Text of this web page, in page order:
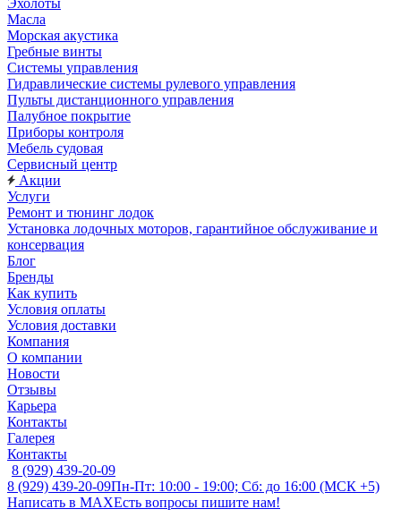
Эхолоты
Масла
Морская акустика
Гребные винты
Системы управления
Гидравлические системы рулевого управления
Пульты дистанционного управления
Палубное покрытие
Приборы контроля
Мебель судовая
Сервисный центр
Акции
Услуги
Ремонт и тюнинг лодок
Установка лодочных моторов, гарантийное обслуживание и
консервация
Блог
Бренды
Как купить
Условия оплаты
Условия доставки
Компания
О компании
Новости
Отзывы
Карьера
Контакты
Галерея
Контакты
8 (929) 439-20-09
8 (929) 439-20-09Пн-Пт: 10:00 - 19:00; Сб: до 16:00 (МСК +5)
Написать в MAXЕсть вопросы пишите нам!